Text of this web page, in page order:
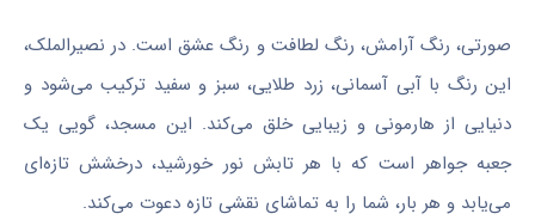
صورتی، رنگ آرامش، رنگ لطافت و رنگ عشق است. در نصیرالملک،
این رنگ با آبی آسمانی، زرد طلایی، سبز و سفید ترکیب می‌شود و
دنیایی از هارمونی و زیبایی خلق می‌کند. این مسجد، گویی یک
جعبه جواهر است که با هر تابش نور خورشید، درخشش تازه‌ای
می‌یابد و هر بار، شما را به تماشای نقشی تازه دعوت می‌کند.